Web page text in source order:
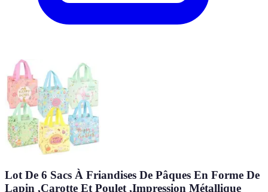
Lot De 6 Sacs À Friandises De Pâques En Forme De
Lapin ,Carotte Et Poulet ,Impression Métallique